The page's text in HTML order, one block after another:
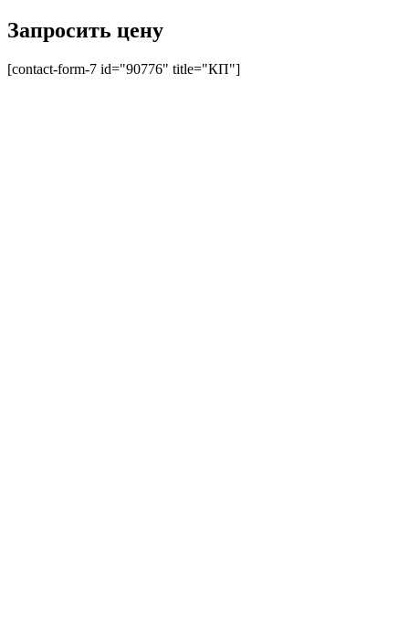
Запросить цену
[contact-form-7 id="90776" title="КП"]